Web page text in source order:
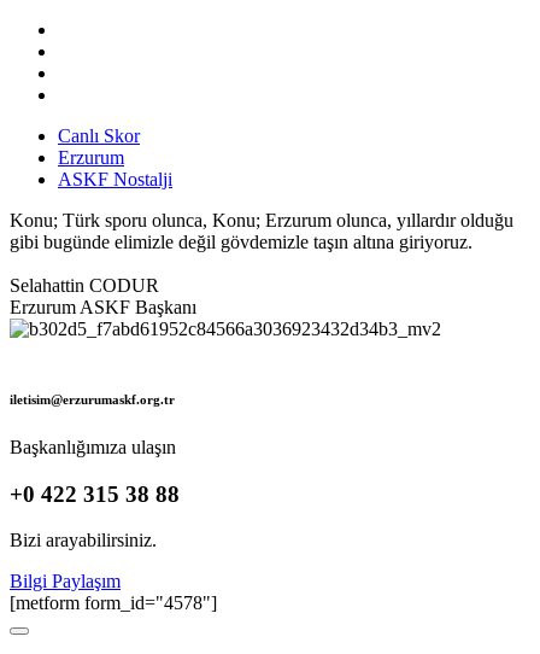
Canlı Skor
Erzurum
ASKF Nostalji
Konu; Türk sporu olunca, Konu; Erzurum olunca, yıllardır olduğu
gibi bugünde elimizle değil gövdemizle taşın altına giriyoruz.
Selahattin CODUR
Erzurum ASKF Başkanı
iletisim@erzurumaskf.org.tr
Başkanlığımıza ulaşın
+0 422 315 38 88
Bizi arayabilirsiniz.
Bilgi Paylaşım
[metform form_id="4578"]